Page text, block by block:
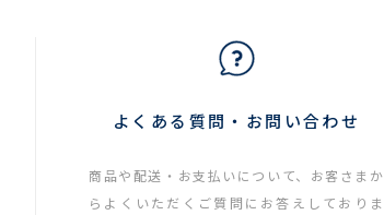
よくある質問・お問い合わせ
商品や配送・お支払いについて、お客さまか
らよくいただくご質問にお答えしておりま